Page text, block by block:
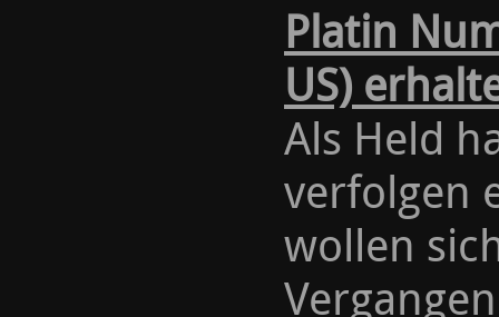
Platin
US)
Als Held
verfolgen
wollen